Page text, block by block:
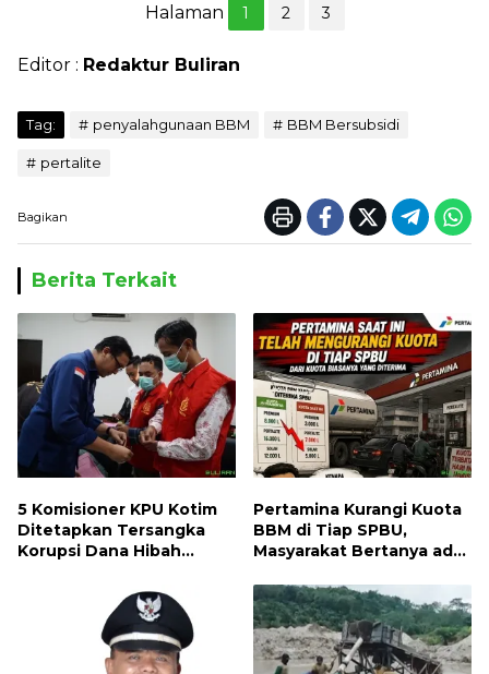
Halaman 1 2 3
Editor : Redaktur Buliran
Tag: penyalahgunaan BBM BBM Bersubsidi
pertalite
Bagikan
Berita Terkait
5 Komisioner KPU Kotim
Ditetapkan Tersangka
Korupsi Dana Hibah
ditaksir 10 Milyard
Pertamina Kurangi Kuota
BBM di Tiap SPBU,
Masyarakat Bertanya ada